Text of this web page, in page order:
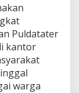
Puldatater
kantor
warga